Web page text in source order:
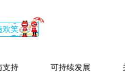
支持 可持续发展